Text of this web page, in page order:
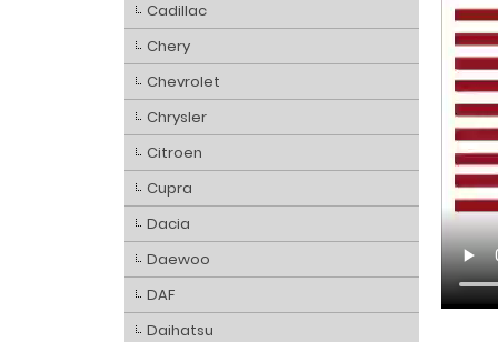
Cadillac
Chery
Chevrolet
Chrysler
Citroen
Cupra
Dacia
Daewoo
DAF
Daihatsu